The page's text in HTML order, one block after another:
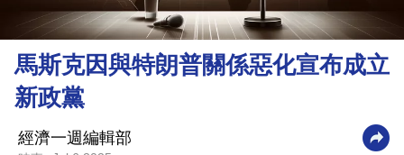
市
理
財
業
馬斯克因與特朗普關係惡化宣布成立
新政黨
經濟一週編輯部